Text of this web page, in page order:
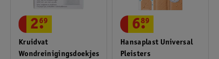
Kruidvat
Wondreinigingsdoekjes
2.
69
Hansaplast Universal
Pleisters
6.
89